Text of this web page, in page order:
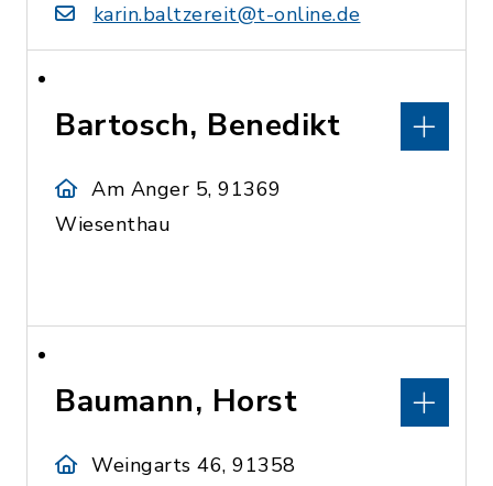
karin.baltzereit@t-online.de
Bartosch, Benedikt
Am Anger 5, 91369
Wiesenthau
Baumann, Horst
Weingarts 46, 91358